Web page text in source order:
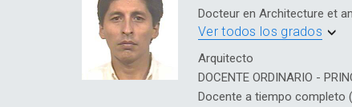
Docteur en Architecture et
Ver todos los grados
Arquitecto
DOCENTE ORDINARIO -
Docente a tiempo completo